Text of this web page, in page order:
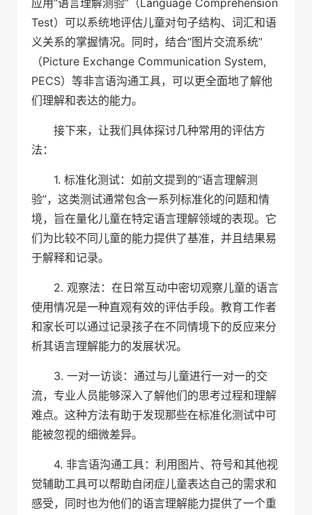
应用“语言理解测验”（Language Comprehension
Test）可以系统地评估儿童对句子结构、词汇和语
义关系的掌握情况。同时，结合“图片交流系统”
（Picture Exchange Communication System,
PECS）等非言语沟通工具，可以更全面地了解他
们理解和表达的能力。
接下来，让我们具体探讨几种常用的评估方
法：
1. 标准化测试：如前文提到的“语言理解测
验”，这类测试通常包含一系列标准化的问题和情
境，旨在量化儿童在特定语言理解领域的表现。它
们为比较不同儿童的能力提供了基准，并且结果易
于解释和记录。
2. 观察法：在日常互动中密切观察儿童的语言
使用情况是一种直观有效的评估手段。教育工作者
和家长可以通过记录孩子在不同情境下的反应来分
析其语言理解能力的发展状况。
3. 一对一访谈：通过与儿童进行一对一的交
流，专业人员能够深入了解他们的思考过程和理解
难点。这种方法有助于发现那些在标准化测试中可
能被忽视的细微差异。
4. 非言语沟通工具：利用图片、符号和其他视
觉辅助工具可以帮助自闭症儿童表达自己的需求和
感受，同时也为他们的语言理解能力提供了一个重